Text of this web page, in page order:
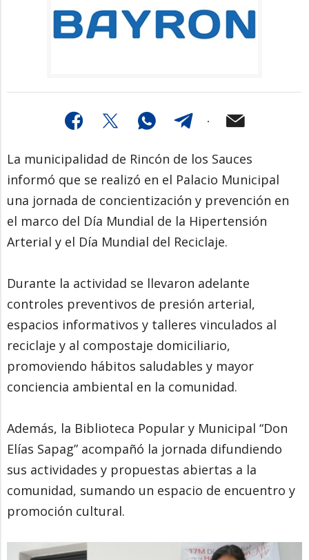
La municipalidad de Rincón de los Sauces
informó que se realizó en el Palacio Municipal
una jornada de concientización y prevención en
el marco del Día Mundial de la Hipertensión
Arterial y el Día Mundial del Reciclaje.
Durante la actividad se llevaron adelante
controles preventivos de presión arterial,
espacios informativos y talleres vinculados al
reciclaje y al compostaje domiciliario,
promoviendo hábitos saludables y mayor
conciencia ambiental en la comunidad.
Además, la Biblioteca Popular y Municipal “Don
Elías Sapag” acompañó la jornada difundiendo
sus actividades y propuestas abiertas a la
comunidad, sumando un espacio de encuentro y
promoción cultural.